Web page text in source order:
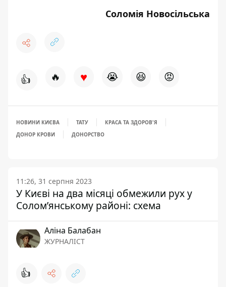
Соломія Новосільська
👍 🔥 ♥ 😭 😆 😡
НОВИНИ КИЄВА ТАТУ
КРАСА ТА ЗДОРОВ'Я
ДОНОР КРОВИ
ДОНОРСТВО
11:26, 31 серпня 2023
У Києві на два місяці обмежили рух у
Солом’янському районі: схема
Аліна Балабан
ЖУРНАЛІСТ
👍